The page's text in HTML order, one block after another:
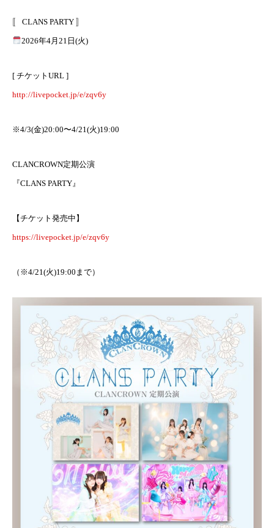
〚 CLANS PARTY 〛
2026年4月21日(火)
[ チケットURL ]
http://livepocket.jp/e/zqv6y
※4/3(金)20:00〜4/21(火)19:00
CLANCROWN定期公演
『CLANS PARTY』
【チケット発売中】
https://livepocket.jp/e/zqv6y
（※4/21(火)19:00まで）